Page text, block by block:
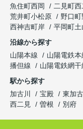
魚住町西岡
二見町西
荒井町小松原
野口町
西神吉町岸
平岡町土
沿線から探す
山陽本線
山陽電鉄本
播但線
山陽電鉄網干
駅から探す
加古川
宝殿 東加古
西二見
曽根 別府